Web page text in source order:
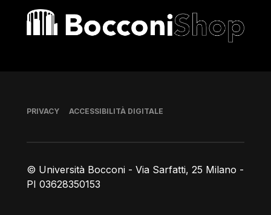
Bocconi shop
© Università Bocconi - Via Sarfatti, 25 Milano -
PI 03628350153
Piè di pagina
PRIVACY ACCESSIBILITÀ DIGITALE